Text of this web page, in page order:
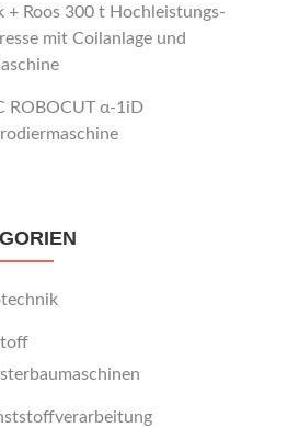
+ Roos 300 t Hochleistungs-
mit Coilanlage und
ROBOCUT α-1iD